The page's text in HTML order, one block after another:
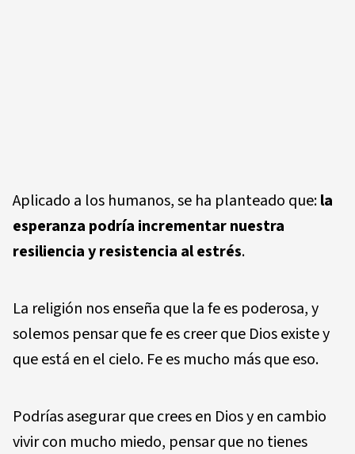
Aplicado a los humanos, se ha planteado que:la
esperanza podría incrementar nuestra
resiliencia y resistencia al estrés.
La religión nos enseña que la fe es poderosa, y
solemos pensar que fe es creer que Dios existe y
que está en el cielo. Fe es mucho más que eso.
Podrías asegurar que crees en Dios y en cambio
vivir con mucho miedo, pensar que no tienes